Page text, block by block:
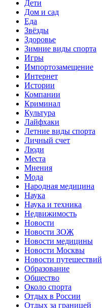
Дети
Дом и сад
Еда
Звёзды
Здоровье
Зимние виды спорта
Игры
Импортозамещение
Интернет
Истории
Компании
Криминал
Культура
Лайфхаки
Летние виды спорта
Личный счет
Люди
Места
Мнения
Мода
Народная медицина
Наука
Наука и техника
Недвижимость
Новости
Новости ЗОЖ
Новости медицины
Новости Москвы
Новости путешествий
Образование
Общество
Около спорта
Отдых в России
Отдых за границей